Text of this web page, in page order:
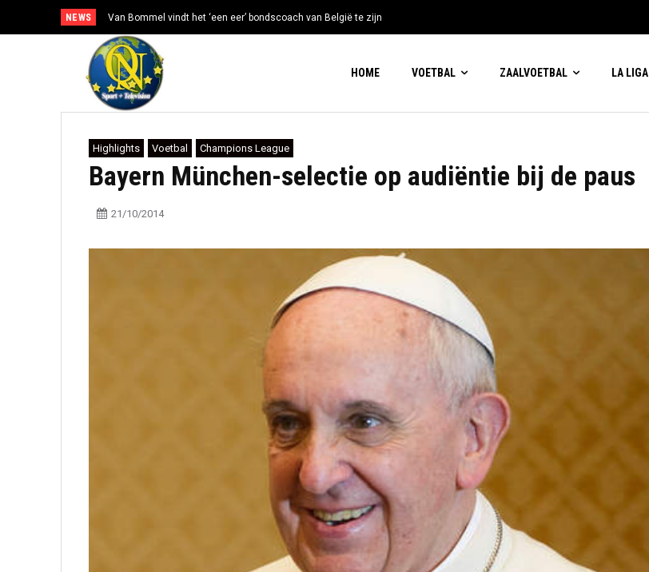
NEWS Van Bommel vindt het ‘een eer’ bondscoach van België te zijn
HOME VOETBAL ZAALVOETBAL LA LIGA
Highlights Voetbal Champions League
Bayern München-selectie op audiëntie bij de paus
21/10/2014